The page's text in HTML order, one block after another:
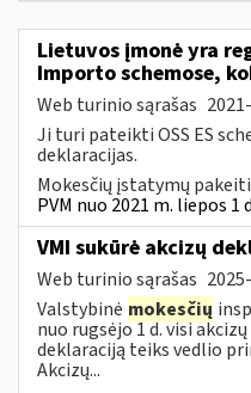
Lietuvos įmonė yra
Importo schemose,
Web turinio sąrašas
Ji turi pateikti OSS ES
deklaracijas.
Mokesčių įstatymų
PVM nuo 2021 m. liepos 1
VMI sukūrė akcizų
Web turinio sąrašas
Valstybinė mokesčių
nuo rugsėjo 1 d. visi
deklaraciją teiks vedlio
Akcizų...